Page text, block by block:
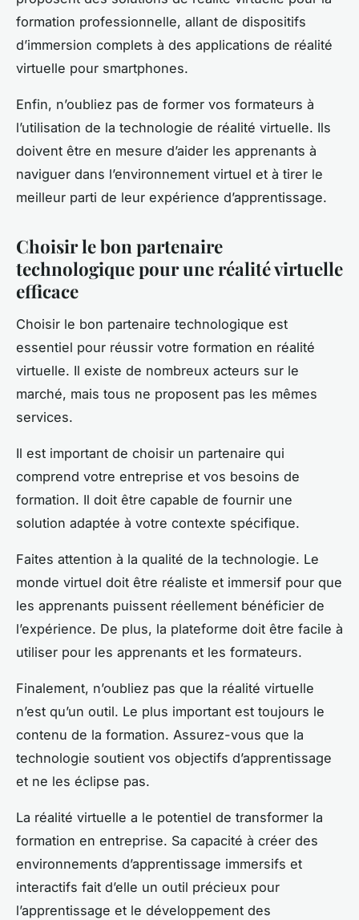
formation professionnelle, allant de dispositifs
d’immersion complets à des applications de réalité
virtuelle pour smartphones.
Enfin, n’oubliez pas de former vos formateurs à
l’utilisation de la technologie de réalité virtuelle. Ils
doivent être en mesure d’aider les apprenants à
naviguer dans l’environnement virtuel et à tirer le
meilleur parti de leur expérience d’apprentissage.
Choisir le bon partenaire
technologique pour une réalité virtuelle
efficace
Choisir le bon partenaire technologique est
essentiel pour réussir votre formation en réalité
virtuelle. Il existe de nombreux acteurs sur le
marché, mais tous ne proposent pas les mêmes
services.
Il est important de choisir un partenaire qui
comprend votre entreprise et vos besoins de
formation. Il doit être capable de fournir une
solution adaptée à votre contexte spécifique.
Faites attention à la qualité de la technologie. Le
monde virtuel doit être réaliste et immersif pour que
les apprenants puissent réellement bénéficier de
l’expérience. De plus, la plateforme doit être facile à
utiliser pour les apprenants et les formateurs.
Finalement, n’oubliez pas que la réalité virtuelle
n’est qu’un outil. Le plus important est toujours le
contenu de la formation. Assurez-vous que la
technologie soutient vos objectifs d’apprentissage
et ne les éclipse pas.
La réalité virtuelle a le potentiel de transformer la
formation en entreprise. Sa capacité à créer des
environnements d’apprentissage immersifs et
interactifs fait d’elle un outil précieux pour
l’apprentissage et le développement des